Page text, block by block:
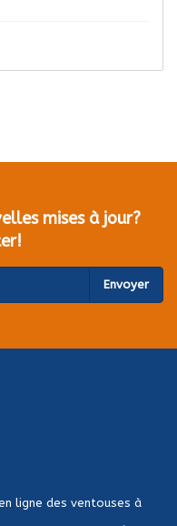
mises à jour?
Envoyer
ligne des ventouses à